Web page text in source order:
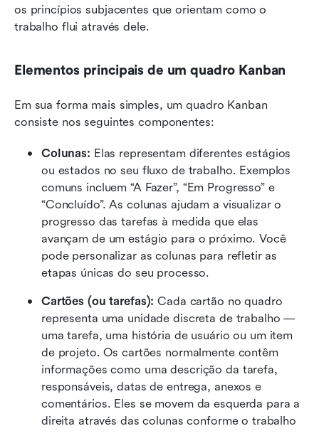
os princípios subjacentes que orientam como o
trabalho flui através dele.
Elementos principais de um quadro Kanban
Em sua forma mais simples, um quadro Kanban
consiste nos seguintes componentes:
Colunas: Elas representam diferentes estágios
ou estados no seu fluxo de trabalho. Exemplos
comuns incluem “A Fazer”, “Em Progresso” e
“Concluído”. As colunas ajudam a visualizar o
progresso das tarefas à medida que elas
avançam de um estágio para o próximo. Você
pode personalizar as colunas para refletir as
etapas únicas do seu processo.
Cartões (ou tarefas): Cada cartão no quadro
representa uma unidade discreta de trabalho —
uma tarefa, uma história de usuário ou um item
de projeto. Os cartões normalmente contêm
informações como uma descrição da tarefa,
responsáveis, datas de entrega, anexos e
comentários. Eles se movem da esquerda para a
direita através das colunas conforme o trabalho